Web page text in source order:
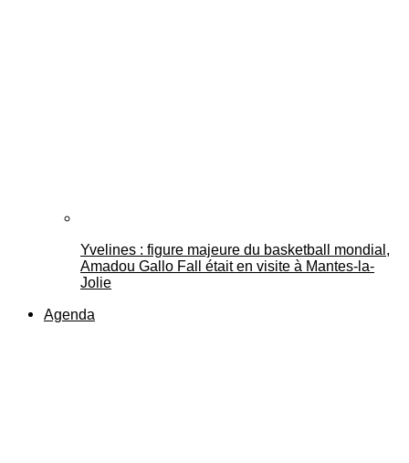
Yvelines : figure majeure du basketball mondial,
Amadou Gallo Fall était en visite à Mantes-la-
Jolie
Agenda